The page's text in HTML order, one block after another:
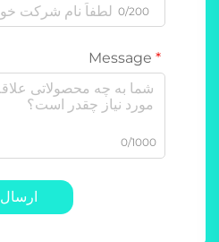
0/200
0/1000
ارسال